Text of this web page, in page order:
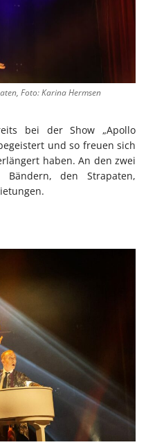
Foto: Karina Hermsen
bei der Show „Apollo
und so freuen sich
haben. An den zwei
Bändern, den Strapaten,